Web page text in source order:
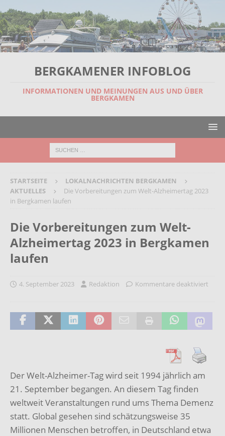
BERGKAMENER INFOBLOG
INFORMATIONEN UND MEINUNGEN AUS UND ÜBER
BERGKAMEN
STARTSEITE
LOKALNACHRICHTEN BERGKAMEN
AKTUELLES
Die Vorbereitungen zum Welt-Alzheimertag 2023
in Bergkamen laufen
Die Vorbereitungen zum Welt-
Alzheimertag 2023 in Bergkamen
laufen
4. September 2023 Redaktion Kommentare deaktiviert
Der Welt-Alzheimer-Tag wird seit 1994 jährlich am
21. September begangen. An diesem Tag finden
weltweit Veranstaltungen rund ums Thema Demenz
statt. Global gesehen sind schätzungsweise 35
Millionen Menschen betroffen, in Deutschland etwa